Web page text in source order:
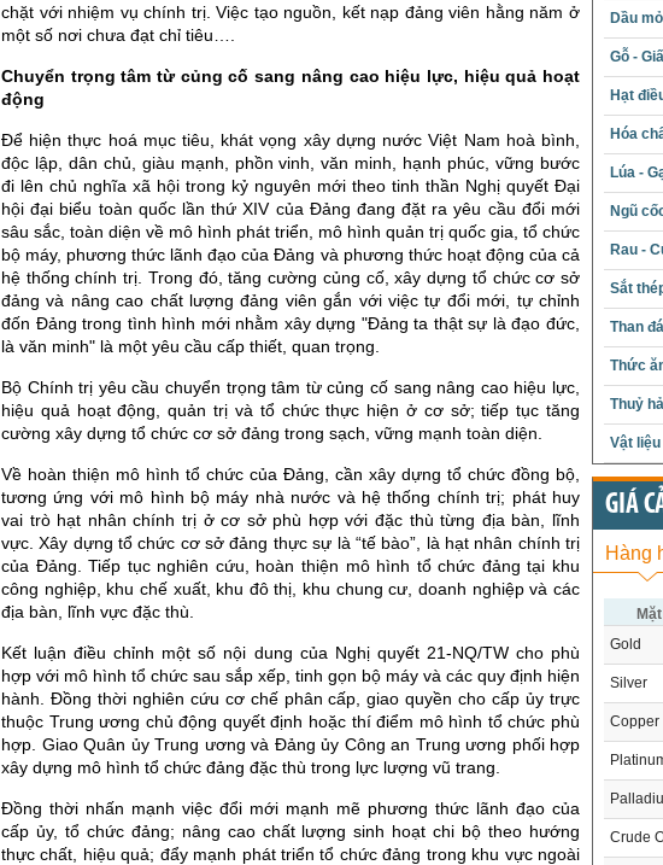
chặt với nhiệm vụ chính trị. Việc tạo nguồn, kết nạp đảng viên hằng năm ở
một số nơi chưa đạt chỉ tiêu….
Chuyển trọng tâm từ củng cố sang nâng cao hiệu lực, hiệu quả hoạt
động
Để hiện thực hoá mục tiêu, khát vọng xây dựng nước Việt Nam hoà bình,
độc lập, dân chủ, giàu mạnh, phồn vinh, văn minh, hạnh phúc, vững bước
đi lên chủ nghĩa xã hội trong kỷ nguyên mới theo tinh thần Nghị quyết Đại
hội đại biểu toàn quốc lần thứ XIV của Đảng đang đặt ra yêu cầu đổi mới
sâu sắc, toàn diện về mô hình phát triển, mô hình quản trị quốc gia, tổ chức
bộ máy, phương thức lãnh đạo của Đảng và phương thức hoạt động của cả
hệ thống chính trị. Trong đó, tăng cường củng cố, xây dựng tổ chức cơ sở
đảng và nâng cao chất lượng đảng viên gắn với việc tự đổi mới, tự chỉnh
đốn Đảng trong tình hình mới nhằm xây dựng "Đảng ta thật sự là đạo đức,
là văn minh" là một yêu cầu cấp thiết, quan trọng.
Bộ Chính trị yêu cầu chuyển trọng tâm từ củng cố sang nâng cao hiệu lực,
hiệu quả hoạt động, quản trị và tổ chức thực hiện ở cơ sở; tiếp tục tăng
cường xây dựng tổ chức cơ sở đảng trong sạch, vững mạnh toàn diện.
Về hoàn thiện mô hình tổ chức của Đảng, cần xây dựng tổ chức đồng bộ,
tương ứng với mô hình bộ máy nhà nước và hệ thống chính trị; phát huy
vai trò hạt nhân chính trị ở cơ sở phù hợp với đặc thù từng địa bàn, lĩnh
vực. Xây dựng tổ chức cơ sở đảng thực sự là “tế bào”, là hạt nhân chính trị
của Đảng. Tiếp tục nghiên cứu, hoàn thiện mô hình tổ chức đảng tại khu
công nghiệp, khu chế xuất, khu đô thị, khu chung cư, doanh nghiệp và các
địa bàn, lĩnh vực đặc thù.
Kết luận điều chỉnh một số nội dung của Nghị quyết 21-NQ/TW cho phù
hợp với mô hình tổ chức sau sắp xếp, tinh gọn bộ máy và các quy định hiện
hành. Đồng thời nghiên cứu cơ chế phân cấp, giao quyền cho cấp ủy trực
thuộc Trung ương chủ động quyết định hoặc thí điểm mô hình tổ chức phù
hợp. Giao Quân ủy Trung ương và Đảng ủy Công an Trung ương phối hợp
xây dựng mô hình tổ chức đảng đặc thù trong lực lượng vũ trang.
Đồng thời nhấn mạnh việc đổi mới mạnh mẽ phương thức lãnh đạo của
cấp ủy, tổ chức đảng; nâng cao chất lượng sinh hoạt chi bộ theo hướng
thực chất, hiệu quả; đẩy mạnh phát triển tổ chức đảng trong khu vực ngoài
Dầu
Gỗ -
Hạt
Hóa
Lúa -
Ngũ
Rau -
Sắt
Than đá
Thức
Thuỷ
Vật
GIÁ
Hàng
Gold
Silver
Copper
Crude